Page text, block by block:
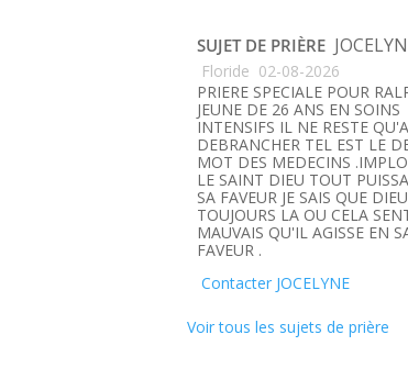
SUJET DE PRIÈRE
Floride 02-08-2026
PRIERE SPECIALE POUR
JEUNE DE 26 ANS EN SOINS
INTENSIFS IL NE RESTE
DEBRANCHER TEL EST LE
MOT DES MEDECINS
LE SAINT DIEU TOUT
SA FAVEUR JE SAIS QUE
TOUJOURS LA OU CELA
MAUVAIS QU'IL AGISSE EN
FAVEUR .
Contacter JOCELYNE
Voir tous les sujets de prière